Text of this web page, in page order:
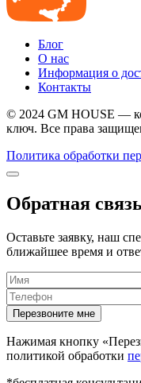
Блог
О нас
Информация о
Контакты
© 2024 GM HOUSE —
ключ. Все права
Политика обработки
Обратная связь
Оставьте заявку, наш
ближайшее время и
Перезвоните мне
Нажимая кнопку
политикой обработки